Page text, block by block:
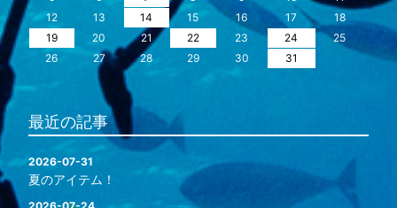
12
13 14 15 16 17
18
19
20 21 22 23 24
25
26
27 28 29 30 31
最近の記事
2026-07-31
夏のアイテム！